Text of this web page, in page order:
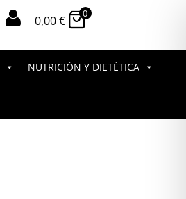
 0,00€
0
NUTRICIÓN Y DIETÉTICA